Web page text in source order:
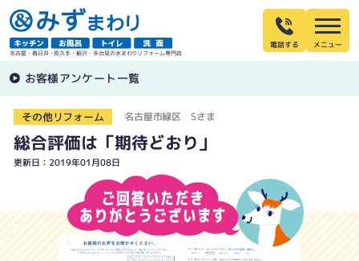
名古屋・春日井・長久手・稲沢・多治見の水まわりリフォーム専門店
電話する
お客様アンケート一覧
その他リフォーム 名古屋市緑区 Sさま
総合評価は「期待どおり」
更新日：2019年01月08日